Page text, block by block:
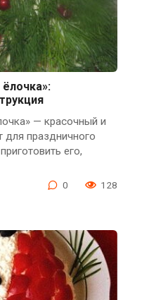
— красочный и
для праздничного
его,
0 128